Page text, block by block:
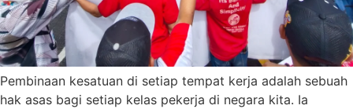
Pembinaan kesatuan di setiap tempat kerja adalah sebuah
hak asas bagi setiap kelas pekerja di negara kita. Ia